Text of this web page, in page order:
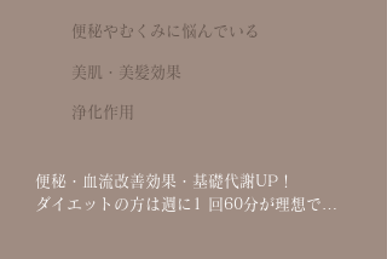
便秘やむくみに悩んでいる
美肌・美髪効果
浄化作用
便秘・血流改善効果・基礎代謝UP！
ダイエットの方は週に1 回60分が理想で